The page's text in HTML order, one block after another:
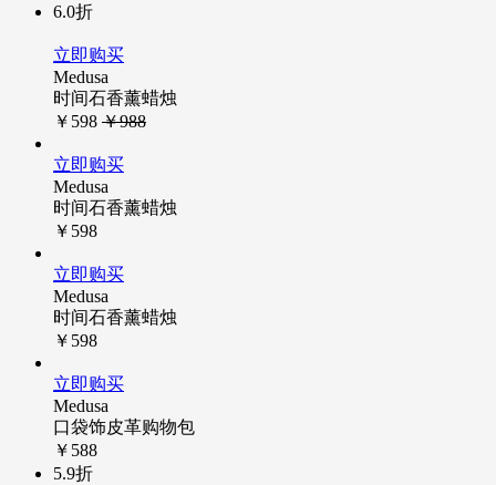
6.0折
立即购买
Medusa
时间石香薰蜡烛
￥598 ￥988
立即购买
Medusa
时间石香薰蜡烛
￥598
立即购买
Medusa
时间石香薰蜡烛
￥598
立即购买
Medusa
口袋饰皮革购物包
￥588
5.9折